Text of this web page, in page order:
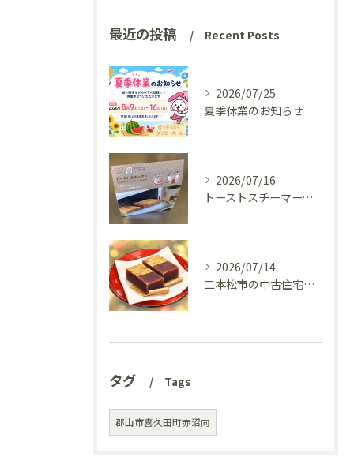
最近の投稿 Recent Posts
2026/07/25
夏季休業のお知らせ
2026/07/16
トーストスチーマーで、いつものパンが少し変わった話
2026/07/14
二本松市の中古住宅、リフォーム前の様子を見てきました(^^♪
タグ Tags
郡山市喜久田町赤沼向